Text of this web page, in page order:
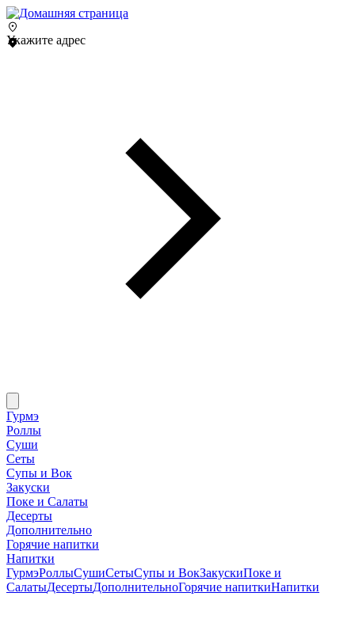
Укажите адрес
Гурмэ
Роллы
Суши
Сеты
Супы и Вок
Закуски
Поке и Салаты
Десерты
Дополнительно
Горячие напитки
Напитки
ГурмэРоллыСушиСетыСупы и ВокЗакускиПоке и
СалатыДесертыДополнительноГорячие напиткиНапитки